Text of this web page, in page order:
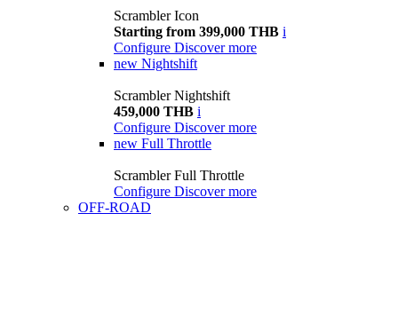
Scrambler Icon
Starting from 399,000 THB i
Configure Discover more
new Nightshift
Scrambler Nightshift
459,000 THB i
Configure Discover more
new Full Throttle
Scrambler Full Throttle
Configure Discover more
OFF-ROAD